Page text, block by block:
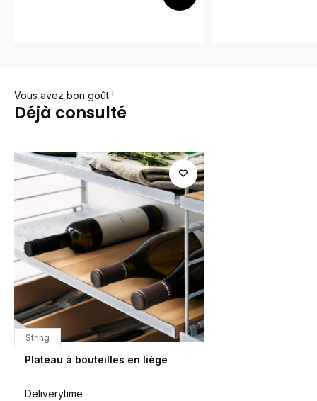
Vous avez bon goût !
Déjà consulté
String
Plateau à bouteilles en liège
Deliverytime